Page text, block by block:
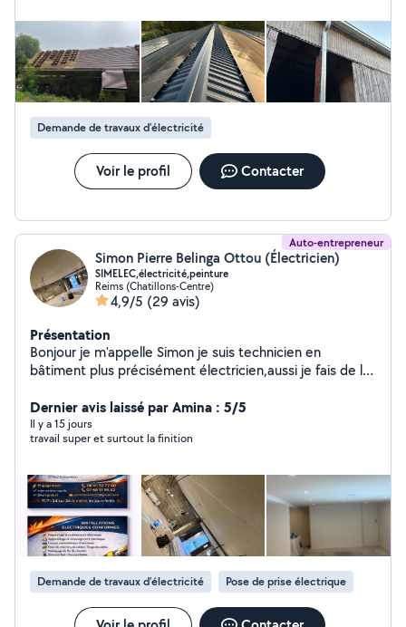
Demande de travaux d’électricité
Voir le profil Contacter
Auto-entrepreneur
Simon Pierre Belinga Ottou (Électricien)
SIMELEC,électricité,peinture
Reims (Chatillons-Centre)
4,9/5 (29 avis)
Présentation
Bonjour je m'appelle Simon je suis technicien en
bâtiment plus précisément électricien,aussi je fais de la
à votre disposition pour satisfaire vos attentes et
éclairé vos idées
Dernier avis laissé par Amina : 5/5
Il y a 15 jours
travail super et surtout la finition
Demande de travaux d’électricité Pose de prise électrique